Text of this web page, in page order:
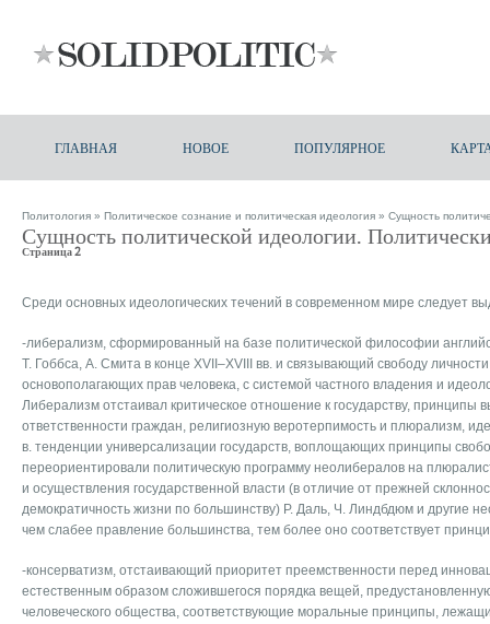
ГЛАВНАЯ НОВОЕ ПОПУЛЯРНОЕ
Политология » Политическое сознание и политическая идеология » Сущность
Сущность политической идеологии.
Страница 2
Среди основных идеологических течений в современном мире следует
-либерализм, сформированный на базе политической философии
Т. Гоббса, А. Смита в конце XVII–XVIII вв. и связывающий свободу
основополагающих прав человека, с системой частного владения и
Либерализм отстаивал критическое отношение к государству, принципы
ответственности граждан, религиозную веротерпимость и плюрализм,
в. тенденции универсализации государств, воплощающих принципы
переориентировали политическую программу неолибералов на
и осуществления государственной власти (в отличие от прежней
демократичность жизни по большинству) Р. Даль, Ч. Линдбдюм и другие
чем слабее правление большинства, тем более оно соответствует
-консерватизм, отстаивающий приоритет преемственности перед
естественным образом сложившегося порядка вещей,
человеческого общества, соответствующие моральные принципы,